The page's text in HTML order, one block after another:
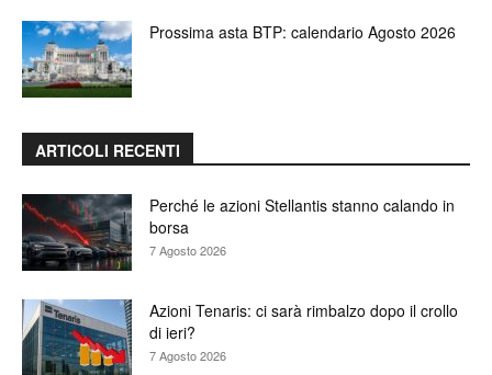
Prossima asta BTP: calendario Agosto 2026
ARTICOLI RECENTI
Perché le azioni Stellantis stanno calando in
borsa
7 Agosto 2026
Azioni Tenaris: ci sarà rimbalzo dopo il crollo
di ieri?
7 Agosto 2026